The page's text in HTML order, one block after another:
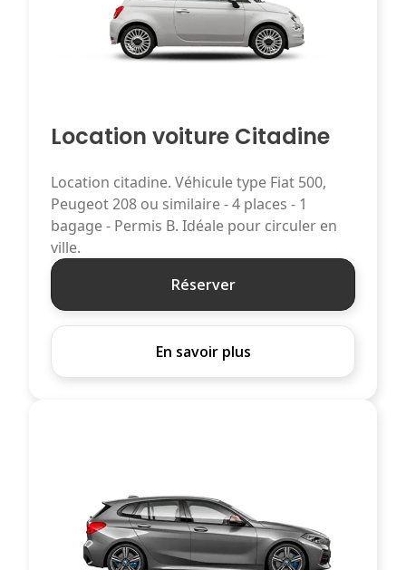
Location voiture Citadine
Location citadine. Véhicule type Fiat 500,
Peugeot 208 ou similaire - 4 places - 1
bagage - Permis B. Idéale pour circuler en
ville.
Réserver
En savoir plus